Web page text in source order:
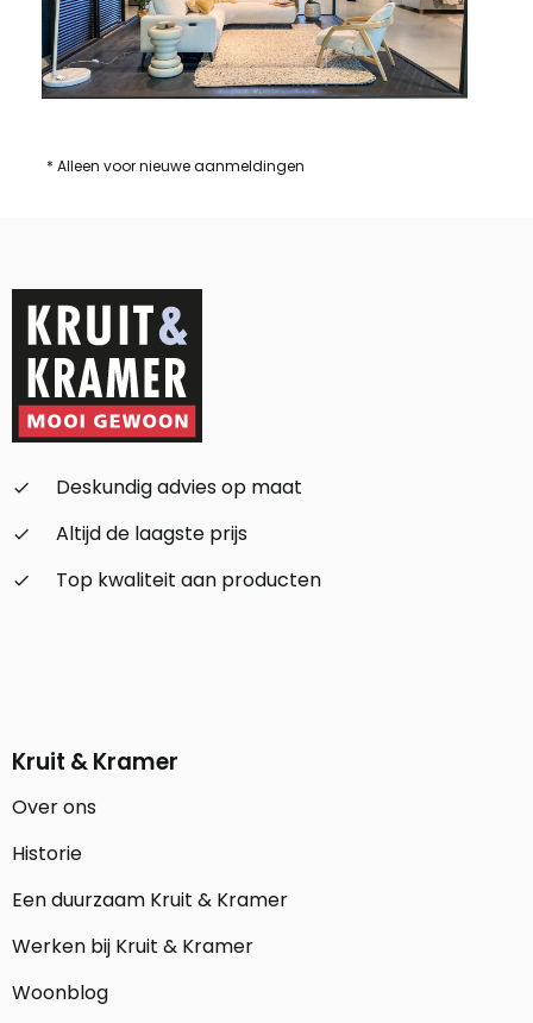
* Alleen voor nieuwe aanmeldingen
check_small
Deskundig advies op maat
check_small
Altijd de laagste prijs
check_small
Top kwaliteit aan producten
Kruit & Kramer
Over ons
Historie
Een duurzaam Kruit & Kramer
Werken bij Kruit & Kramer
Woonblog